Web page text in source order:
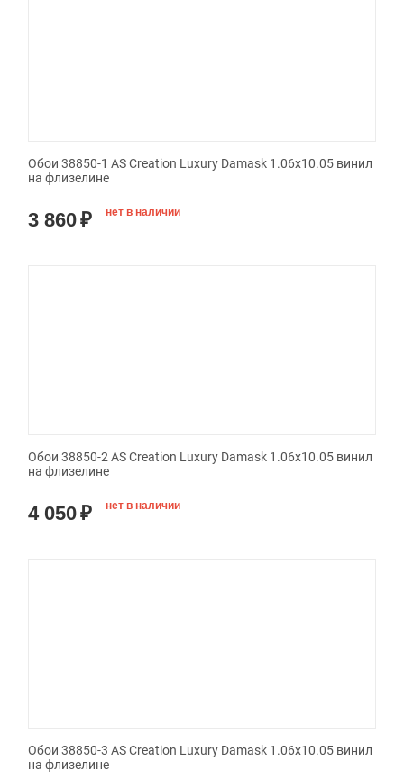
Обои 38850-1 AS Creation Luxury Damask 1.06x10.05 винил
на флизелине
3 860₽ нет в наличии
Обои 38850-2 AS Creation Luxury Damask 1.06x10.05 винил
на флизелине
4 050₽ нет в наличии
Обои 38850-3 AS Creation Luxury Damask 1.06x10.05 винил
на флизелине